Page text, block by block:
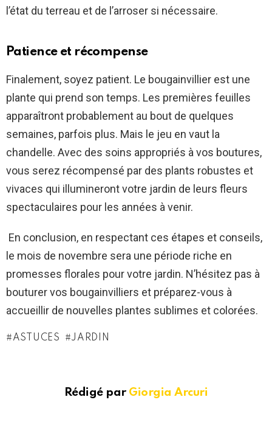
l’état du terreau et de l’arroser si nécessaire.
Patience et récompense
Finalement, soyez patient. Le bougainvillier est une
plante qui prend son temps. Les premières feuilles
apparaîtront probablement au bout de quelques
semaines, parfois plus. Mais le jeu en vaut la
chandelle. Avec des soins appropriés à vos boutures,
vous serez récompensé par des plants robustes et
vivaces qui illumineront votre jardin de leurs fleurs
spectaculaires pour les années à venir.
En conclusion, en respectant ces étapes et conseils,
le mois de novembre sera une période riche en
promesses florales pour votre jardin. N’hésitez pas à
bouturer vos bougainvilliers et préparez-vous à
accueillir de nouvelles plantes sublimes et colorées.
ASTUCES JARDIN
Rédigé par Giorgia Arcuri